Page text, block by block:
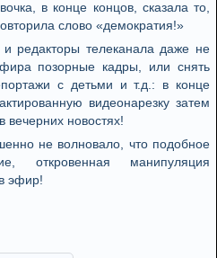
в конце концов, сказала то,
слово «демократия!»
редакторы телеканала даже не
позорные кадры, или снять
с детьми и т.д.: в конце
видеонарезку затем
вечерних новостях!
не волновало, что подобное
откровенная манипуляция
эфир!